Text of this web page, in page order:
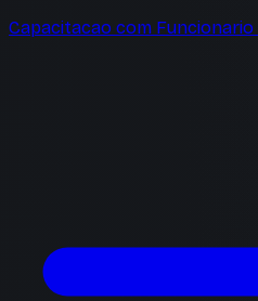
Capacitacao com Funcionario